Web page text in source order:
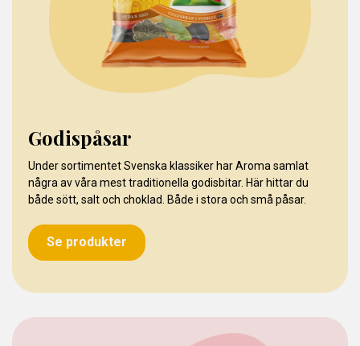
Godispåsar
Under sortimentet Svenska klassiker har Aroma samlat
några av våra mest traditionella godisbitar. Här hittar du
både sött, salt och choklad. Både i stora och små påsar.
Se produkter